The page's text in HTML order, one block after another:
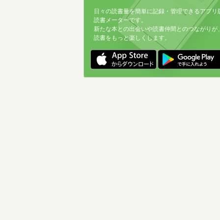
日々の読書量を簡単に記録・管理できるアプリ
読書メーターです。
新たな本との出会いや読書仲間とのつながりが
読書をもっと楽しくします。